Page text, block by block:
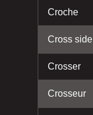
Croche
Cross side
Crosser
Crosseur